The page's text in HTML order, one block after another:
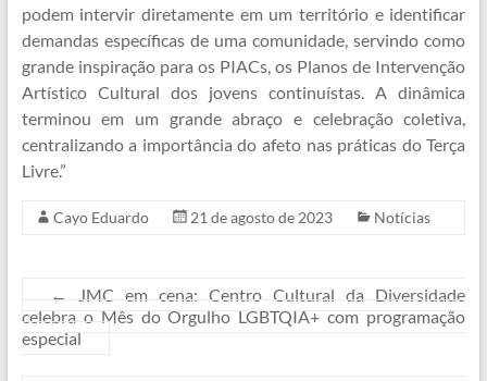
podem intervir diretamente em um território e identificar
demandas específicas de uma comunidade, servindo como
grande inspiração para os PIACs, os Planos de Intervenção
Artístico Cultural dos jovens continuístas. A dinâmica
terminou em um grande abraço e celebração coletiva,
centralizando a importância do afeto nas práticas do Terça
Livre.”
Cayo Eduardo 21 de agosto de 2023 Notícias
←
JMC em cena: Centro Cultural da Diversidade
celebra o Mês do Orgulho LGBTQIA+ com programação
especial